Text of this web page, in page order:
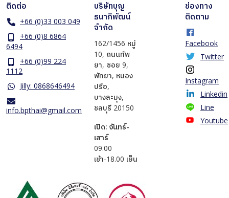
ติดต่อ
+66 (0)33 003 049
+66 (0)8 6864
6494
+66 (0)99 224
1112
Jilly: 0868646494
info.bpthai@gmail.com
บริษัทบุญ
ธนาภิพัฒน์
จำกัด
162/1456 หมู่
10, ถนนทัพ
ยา, ซอย 9,
พัทยา, หนอง
ปรือ,
บางละมุง,
ชลบุรี 20150
เปิด: จันทร์-
เสาร์
​09.00
เช้า-18.00 เย็น
ช่องทาง
ติดตาม
Facebook
Twitter
Instagram
Linkedin
Line
Youtube